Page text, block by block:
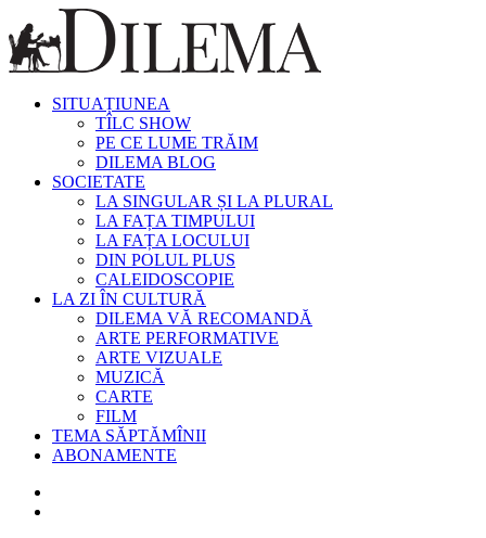
SITUAȚIUNEA
TÎLC SHOW
PE CE LUME TRĂIM
DILEMA BLOG
SOCIETATE
LA SINGULAR ȘI LA PLURAL
LA FAȚA TIMPULUI
LA FAȚA LOCULUI
DIN POLUL PLUS
CALEIDOSCOPIE
LA ZI ÎN CULTURĂ
DILEMA VĂ RECOMANDĂ
ARTE PERFORMATIVE
ARTE VIZUALE
MUZICĂ
CARTE
FILM
TEMA SĂPTĂMÎNII
ABONAMENTE